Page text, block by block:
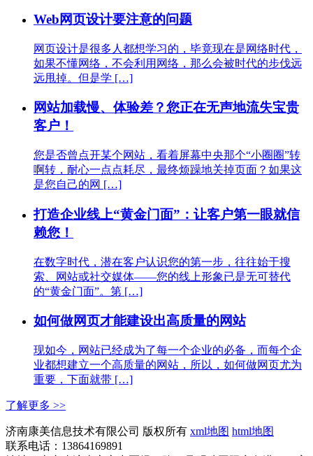
Web网页设计要注意的问题
网页设计是很多人都想学习的，毕竟现在是网络时代，
如果不懂网络，不会利用网络，那么会被时代的步伐远
远甩掉。但是学 […]
网站加载慢、体验差？您正在无声地流失宝贵
客户！
您是否曾点开某个网站，看着屏幕中央那个“小圈圈”转
啊转，耐心一点点耗尽，最终烦躁地关掉页面？如果这
是您自己的网 […]
打造企业线上“黄金门面”：让客户第一眼就信
赖您！
在数字时代，潜在客户认识您的第一步，往往始于搜
索、网站或社交媒体——您的线上形象已是无可替代
的“黄金门面”。第 […]
如何做网页才能建设出高质量的网站
现如今，网站已经成为了每一个企业的必备，而每个企
业都想建立一个高质量的网站，所以，如何做网页尤为
重要，下面就带 […]
了解更多 >>
济南康美信息技术有限公司 版权所有 xml地图 html地图
联系电话：13864169891